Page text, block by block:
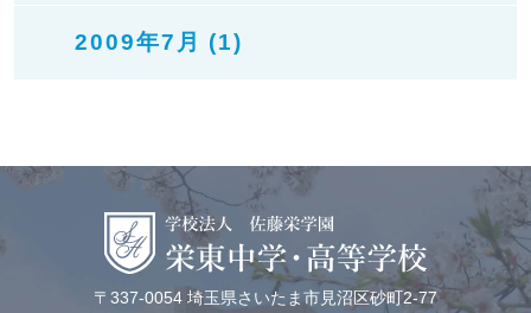
2009年7月 (1)
〒337-0054 埼玉県さいたま市見沼区砂町2-77